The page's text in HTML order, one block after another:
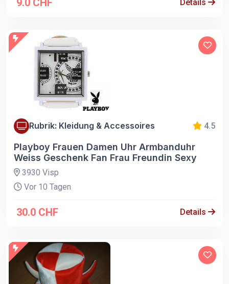
Details
Rubrik: Kleidung & Accessoires 4.5
Playboy Frauen Damen Uhr Armbanduhr
Weiss Geschenk Fan Frau Freundin Sexy
3930 Visp
Vor 10 Tagen
30.0 CHF Details